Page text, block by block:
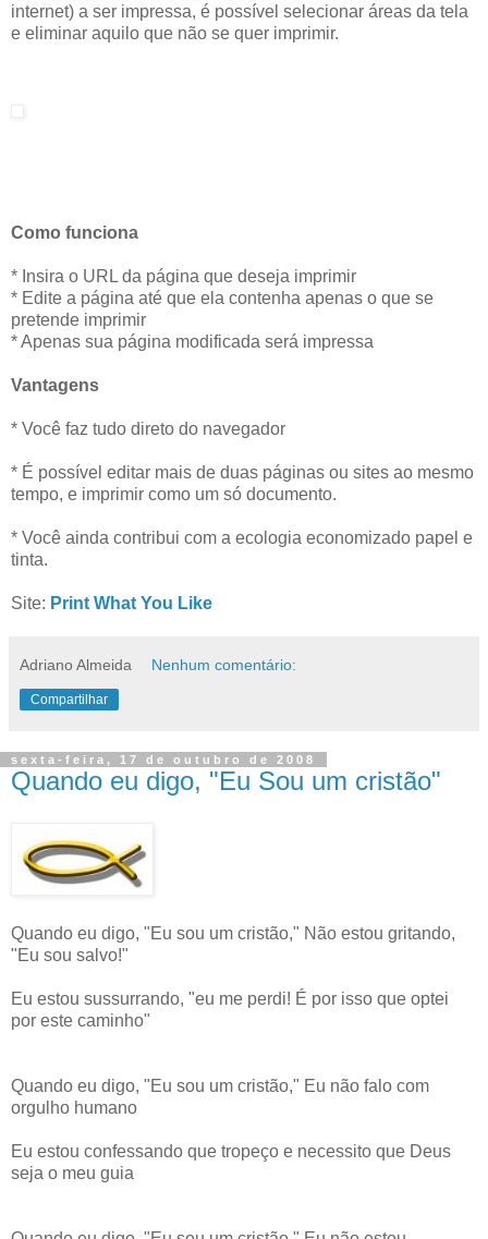
internet) a ser impressa, é possível selecionar áreas da tela
e eliminar aquilo que não se quer imprimir.
Como funciona
* Insira o URL da página que deseja imprimir
* Edite a página até que ela contenha apenas o que se
pretende imprimir
* Apenas sua página modificada será impressa
Vantagens
* Você faz tudo direto do navegador
* É possível editar mais de duas páginas ou sites ao mesmo
tempo, e imprimir como um só documento.
* Você ainda contribui com a ecologia economizado papel e
tinta.
Site: Print What You Like
Adriano Almeida Nenhum comentário:
Compartilhar
sexta-feira, 17 de outubro de 2008
Quando eu digo, "Eu Sou um cristão"
Quando eu digo, "Eu sou um cristão," Não estou gritando,
"Eu sou salvo!"
Eu estou sussurrando, "eu me perdi! É por isso que optei
por este caminho"
Quando eu digo, "Eu sou um cristão," Eu não falo com
orgulho humano
Eu estou confessando que tropeço e necessito que Deus
seja o meu guia